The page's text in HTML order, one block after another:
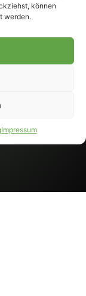
können
werden.
Impressum